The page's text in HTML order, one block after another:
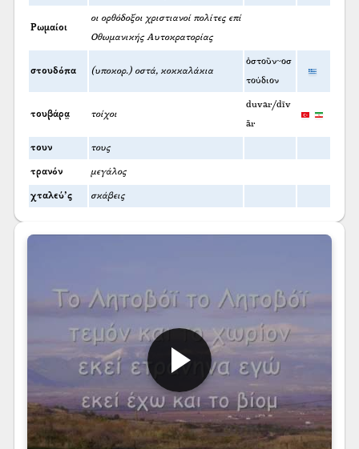
Ρωμαίοι
οι ορθόδοξοι χριστιανοί πολίτες επί
Οθωμανικής Αυτοκρατορίας
στουδόπα (υποκορ.) οστά, κοκκαλάκια
ὀστοῦν~οσ
τούδιον
τουβάρα̤ τοίχοι
duvar/dīv
ār
τουν τους
τρανόν μεγάλος
χταλεύ’ς σκάβεις